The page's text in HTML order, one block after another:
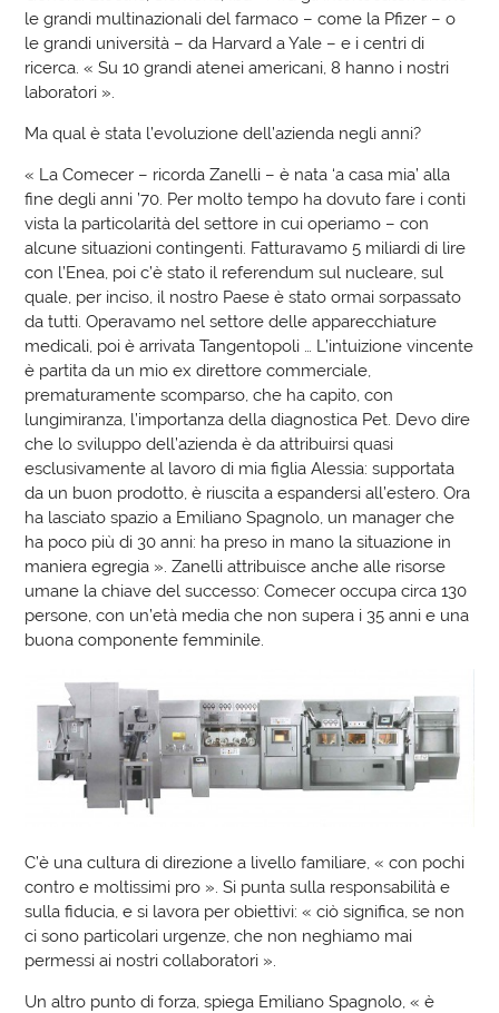
le grandi multinazionali del farmaco – come la Pfizer – o
le grandi università – da Harvard a Yale – e i centri di
ricerca. « Su 10 grandi atenei americani, 8 hanno i nostri
laboratori ».
Ma qual è stata l’evoluzione dell’azienda negli anni?
« La Comecer – ricorda Zanelli – è nata ‘a casa mia’ alla
fine degli anni ’70. Per molto tempo ha dovuto fare i conti
vista la particolarità del settore in cui operiamo – con
alcune situazioni contingenti. Fatturavamo 5 miliardi di lire
con l’Enea, poi c’è stato il referendum sul nucleare, sul
quale, per inciso, il nostro Paese è stato ormai sorpassato
da tutti. Operavamo nel settore delle apparecchiature
medicali, poi è arrivata Tangentopoli … L’intuizione vincente
è partita da un mio ex direttore commerciale,
prematuramente scomparso, che ha capito, con
lungimiranza, l’importanza della diagnostica Pet. Devo dire
che lo sviluppo dell’azienda è da attribuirsi quasi
esclusivamente al lavoro di mia figlia Alessia: supportata
da un buon prodotto, è riuscita a espandersi all’estero. Ora
ha lasciato spazio a Emiliano Spagnolo, un manager che
ha poco più di 30 anni: ha preso in mano la situazione in
maniera egregia ». Zanelli attribuisce anche alle risorse
umane la chiave del successo: Comecer occupa circa 130
persone, con un’età media che non supera i 35 anni e una
buona componente femminile.
C’è una cultura di direzione a livello familiare, « con pochi
contro e moltissimi pro ». Si punta sulla responsabilità e
sulla fiducia, e si lavora per obiettivi: « ciò significa, se non
ci sono particolari urgenze, che non neghiamo mai
permessi ai nostri collaboratori ».
Un altro punto di forza, spiega Emiliano Spagnolo, « è